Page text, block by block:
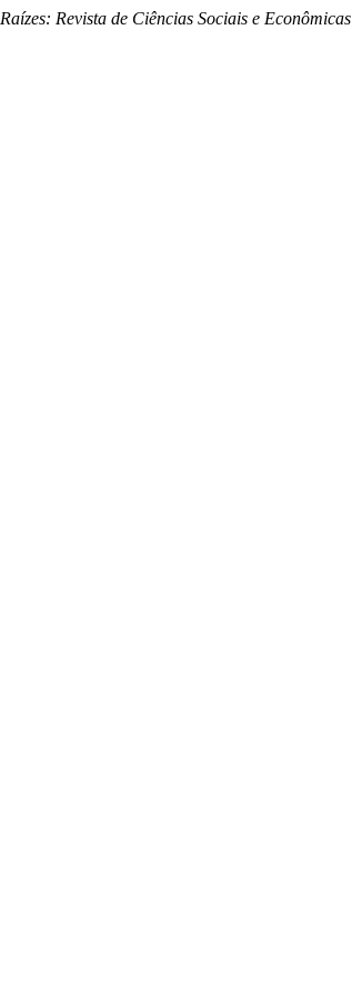
Raízes: Revista de Ciências Sociais e Econômicas